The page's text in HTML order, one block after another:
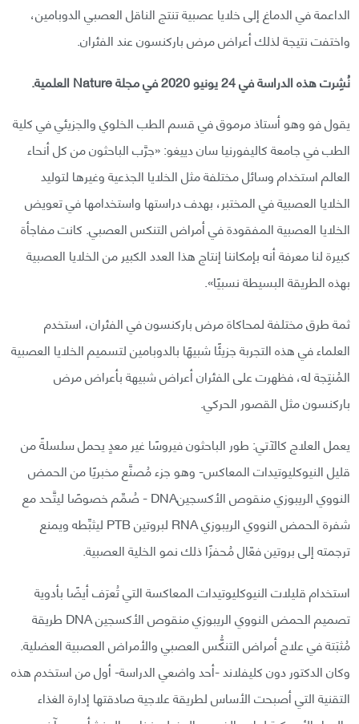
الداعمة في الدماغ إلى خلايا عصبية تنتج الناقل العصبي الدوبامين،
واختفت نتيجة لذلك أعراض مرض باركنسون عند الفئران.
نُشِرت هذه الدراسة في 24 يونيو 2020 في مجلة Nature العلمية.
يقول فو وهو أستاذ مرموق في قسم الطب الخلوي والجزيئي في كلية
الطب في جامعة كاليفورنيا سان دييغو: «جرَّب الباحثون من كل أنحاء
العالم استخدام وسائل مختلفة مثل الخلايا الجذعية وغيرها لتوليد
الخلايا العصبية في المختبر، بهدف دراستها واستخدامها في تعويض
الخلايا العصبية المفقودة في أمراض التنكس العصبي. كانت مفاجأة
كبيرة لنا معرفة أنه بإمكاننا إنتاج هذا العدد الكبير من الخلايا العصبية
بهذه الطريقة البسيطة نسبيًا».
ثمة طرق مختلفة لمحاكاة مرض باركنسون في الفئران، استخدم
العلماء في هذه التجربة جزيئًا شبيهًا بالدوبامين لتسميم الخلايا العصبية
المُنتِجة له، فظهرت على الفئران أعراض شبيهة بأعراض مرض
باركنسون مثل القصور الحركي.
يعمل العلاج كالآتي: طور الباحثون فيروسًا غير معدٍ يحمل سلسلةً من
قليل النيوكليوتيدات المعاكس- وهو جزء مُصنَّع مخبريًا من الحمض
النووي الريبوزي منقوص الأكسجينDNA - صُمِّم خصوصًا ليتَّحد مع
شفرة الحمض النووي الريبوزي RNA لبروتين PTB ليثبِّطه ويمنع
ترجمته إلى بروتين فعّال مُحفزًا ذلك نمو الخلية العصبية.
استخدام قليلات النيوكليوتيدات المعاكسة التي تُعرَف أيضًا بأدوية
تصميم الحمض النووي الريبوزي منقوص الأكسجين DNA طريقة
مُثبَتة في علاج أمراض التنكُّس العصبي والأمراض العصبية العضلية.
وكان الدكتور دون كليفلاند -أحد واضعي الدراسة- أول من استخدم هذه
التقنية التي أصبحت الأساس لطريقة علاجية صادقتها إدارة الغذاء